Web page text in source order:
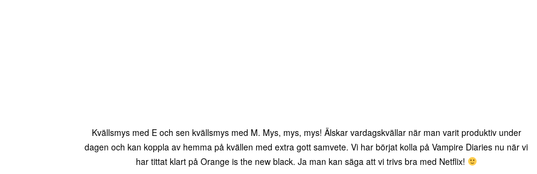
Kvällsmys med E och sen kvällsmys med M. Mys, mys, mys! Älskar vardagskvällar när man varit produktiv under
dagen och kan koppla av hemma på kvällen med extra gott samvete. Vi har börjat kolla på Vampire Diaries nu när vi
har tittat klart på Orange is the new black. Ja man kan säga att vi trivs bra med Netflix!